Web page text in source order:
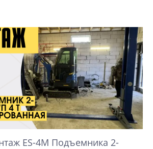
ES-4M Подъемника 2-